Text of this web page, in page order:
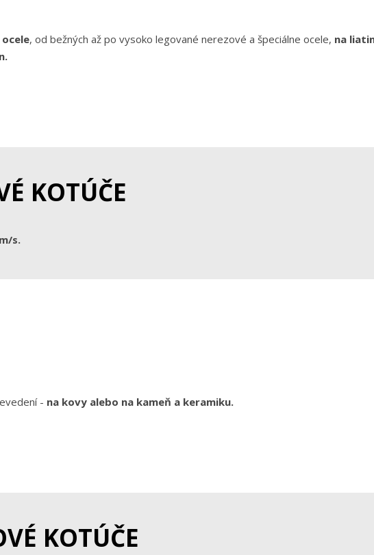
, od bežných až po vysoko legované nerezové a špeciálne ocele, na
KOTÚČE
s.
- na kovy alebo na kameň a keramiku.
KOTÚČE